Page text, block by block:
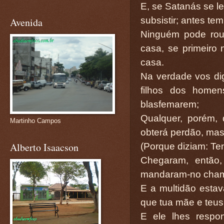
E, se Satanás se
subsistir; antes
Ninguém pode
casa, se primeiro
casa.
Na verdade vos
filhos dos
blasfemarem;
Qualquer,
obterá perdão,
(Porque diziam:
Chegaram,
mandaram-no
E a multidão
que tua mãe e
E ele lhes
Avenida
Martinho Campos
Alberto Isaacson